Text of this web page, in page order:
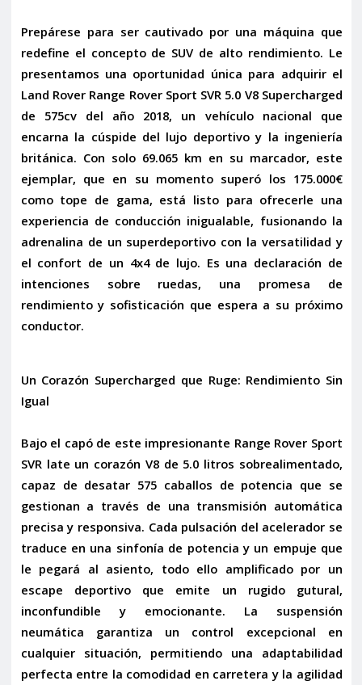
Prepárese para ser cautivado por una máquina que
redefine el concepto de SUV de alto rendimiento. Le
presentamos una oportunidad única para adquirir el
Land Rover Range Rover Sport SVR 5.0 V8 Supercharged
de 575cvdel año 2018, un vehículo nacional que
encarna la cúspide del lujo deportivo y la ingeniería
británica. Con solo 69.065 km en su marcador, este
ejemplar, que en su momento superó los 175.000€
como tope de gama, está listo para ofrecerle una
experiencia de conducción inigualable, fusionando la
adrenalina de un superdeportivo con la versatilidad y
el confort de un 4x4 de lujo. Es una declaración de
intenciones sobre ruedas, una promesa de
rendimiento y sofisticación que espera a su próximo
conductor.
Un Corazón Supercharged que Ruge: Rendimiento Sin
Igual
Bajo el capó de este impresionante Range Rover Sport
SVR late un corazón V8 de 5.0 litros sobrealimentado,
capaz de desatar 575 caballos de potencia que se
gestionan a través de una transmisión automática
precisa y responsiva. Cada pulsación del acelerador se
traduce en una sinfonía de potencia y un empuje que
le pegará al asiento, todo ello amplificado por un
escape deportivoque emite un rugido gutural,
inconfundible y emocionante. La suspensión
neumática garantiza un control excepcional en
cualquier situación, permitiendo una adaptabilidad
perfecta entre la comodidad en carretera y la agilidad